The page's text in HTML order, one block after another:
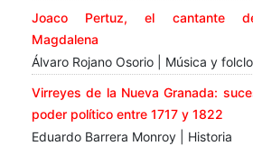
Joaco Pertuz, el cantante
Magdalena
Álvaro Rojano Osorio | Música y
Virreyes de la Nueva Granada:
poder político entre 1717 y 1822
Eduardo Barrera Monroy | Historia